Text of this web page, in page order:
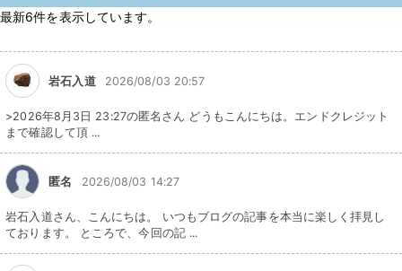
最新6件を表示しています。
岩石入道 2026/08/03 20:57
>2026年8月3日 23:27の匿名さん どうもこんにちは。エンドクレジット
まで確認して頂 ...
匿名 2026/08/03 14:27
岩石入道さん、こんにちは。 いつもブログの記事を本当に楽しく拝見し
ております。 ところで、今回の記 ...